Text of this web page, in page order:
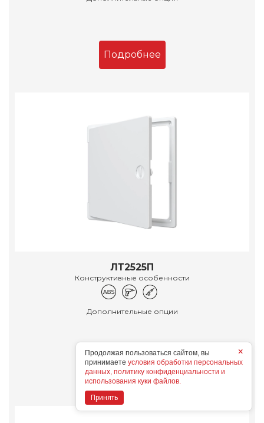
Подробнее
ЛТ2525П
Конструктивные особенности
Дополнительные опции
Подробнее
×
Продолжая пользоваться сайтом, вы
принимаете условия обработки персональных
данных, политику конфиденциальности и
использования куки файлов.
Принять